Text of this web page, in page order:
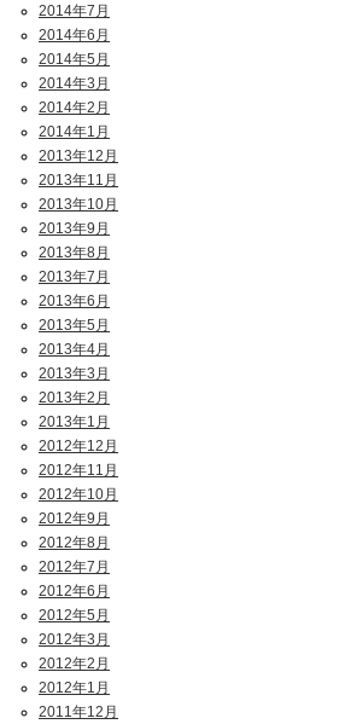
2014年7月
2014年6月
2014年5月
2014年3月
2014年2月
2014年1月
2013年12月
2013年11月
2013年10月
2013年9月
2013年8月
2013年7月
2013年6月
2013年5月
2013年4月
2013年3月
2013年2月
2013年1月
2012年12月
2012年11月
2012年10月
2012年9月
2012年8月
2012年7月
2012年6月
2012年5月
2012年3月
2012年2月
2012年1月
2011年12月